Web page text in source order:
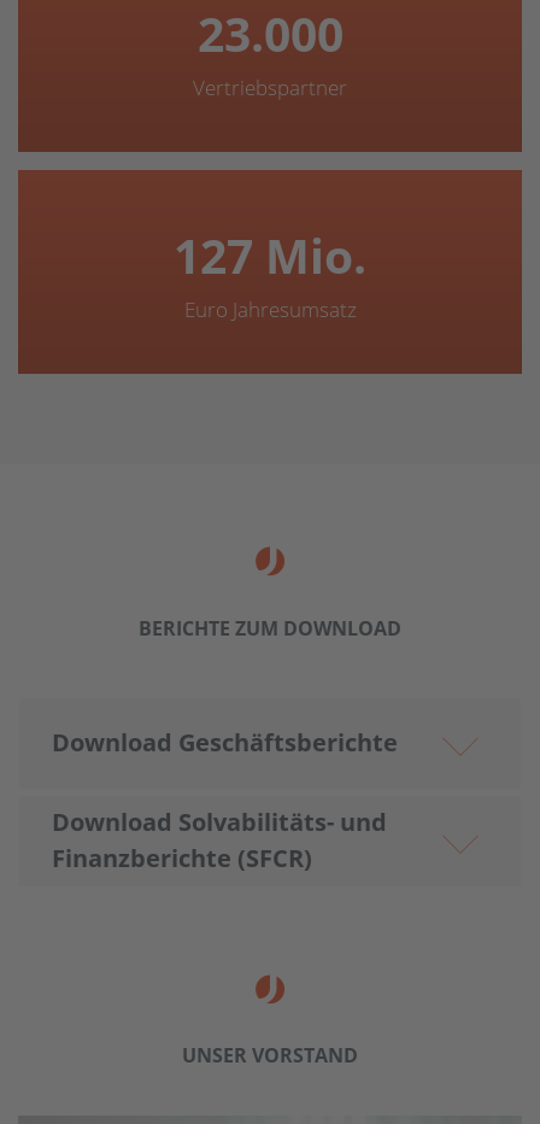
23.000
Vertriebs­partner
127 Mio.
Euro Jahresumsatz
BERICHTE ZUM DOWNLOAD
Download Geschäfts­berichte
Download Solvabilitäts- und
Finanz­berichte (SFCR)
UNSER VORSTAND